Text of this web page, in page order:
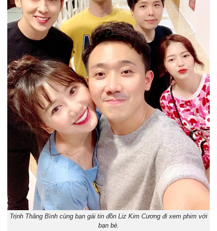
Trịnh Thăng Bình cùng bạn gái tin đồn Liz Kim Cương đi xem phim với
bạn bè.